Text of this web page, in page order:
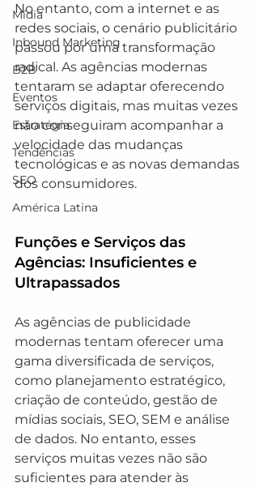
Mídia
Inbound Marketing
B2B
Eventos
Estratégia
Tendências
SEO
América Latina
No entanto, com a internet e as
redes sociais, o cenário publicitário
passou por uma transformação
radical. As agências modernas
tentaram se adaptar oferecendo
serviços digitais, mas muitas vezes
não conseguiram acompanhar a
velocidade das mudanças
tecnológicas e as novas demandas
dos consumidores.
Funções e Serviços das
Agências: Insuficientes e
Ultrapassados
As agências de publicidade
modernas tentam oferecer uma
gama diversificada de serviços,
como planejamento estratégico,
criação de conteúdo, gestão de
mídias sociais, SEO, SEM e análise
de dados. No entanto, esses
serviços muitas vezes não são
suficientes para atender às